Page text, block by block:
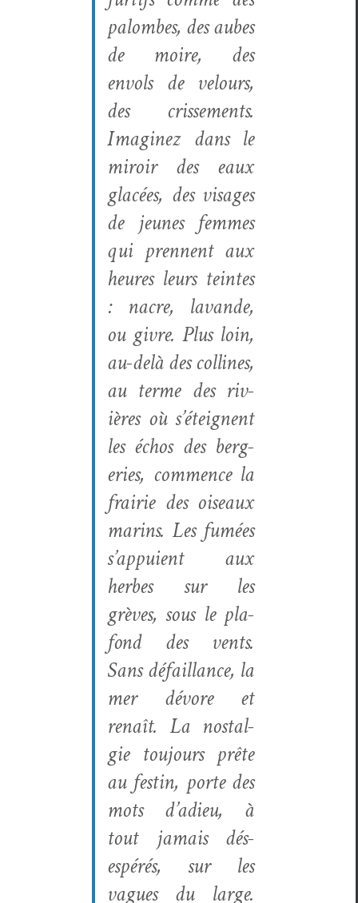
palombes, des aubes
de moire, des
envols de velours,
des crisse­ments.
Imag­inez dans le
miroir des eaux
glacées, des vis­ages
de jeunes femmes
qui pren­nent aux
heures leurs teintes
: nacre, lavande,
ou givre. Plus loin,
au-delà des collines,
au terme des riv­
ières où s’éteignent
les échos des berg­
eries, com­mence la
frairie des oiseaux
marins. Les fumées
s’appuient aux
herbes sur les
grèves, sous le pla­
fond des vents.
Sans défail­lance, la
mer dévore et
renaît. La nos­tal­
gie tou­jours prête
au fes­tin, porte des
mots d’adieu, à
tout jamais dés­
espérés, sur les
vagues du large.